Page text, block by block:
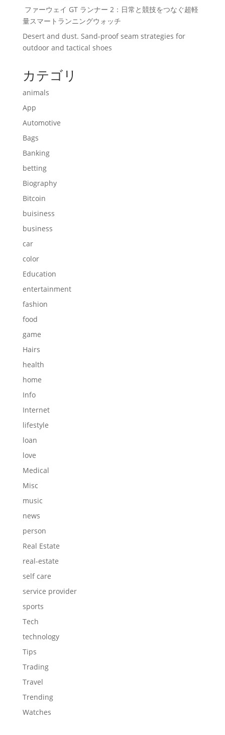
ファーウェイ GT ランナー 2：日常と競技をつなぐ超軽
量スマートランニングウォッチ
Desert and dust. Sand-proof seam strategies for
outdoor and tactical shoes
カテゴリ
animals
App
Automotive
Bags
Banking
betting
Biography
Bitcoin
buisiness
business
car
color
Education
entertainment
fashion
food
game
Hairs
health
home
Info
Internet
lifestyle
loan
love
Medical
Misc
music
news
person
Real Estate
real-estate
self care
service provider
sports
Tech
technology
Tips
Trading
Travel
Trending
Watches